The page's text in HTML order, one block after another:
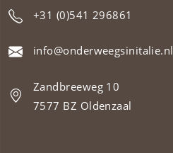
+31 (0)541 296861
info@onderweegsinitalie.nl
Zandbreeweg 10
7577 BZ Oldenzaal